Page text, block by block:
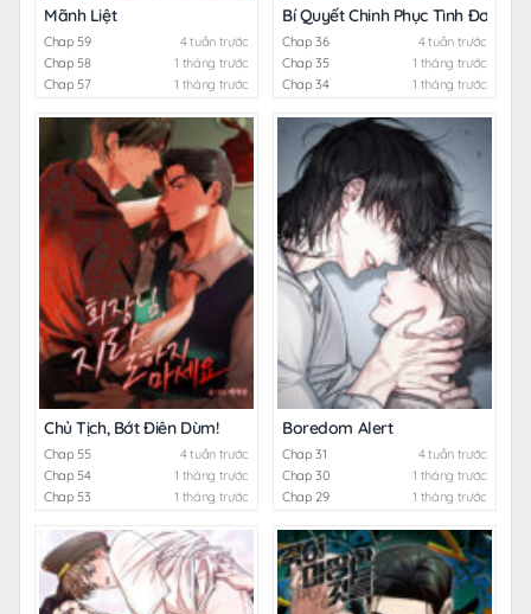
Mãnh Liệt
Chap 59
4 tuần trước
Chap 58
1 tháng trước
Chap 57
1 tháng trước
Bí Quyết Chinh Phục Tình Đơn
Chap 36
4 tuần trước
Chap 35
1 tháng trước
Chap 34
1 tháng trước
Chủ Tịch, Bớt Điên Dùm!
Chap 55
4 tuần trước
Chap 54
1 tháng trước
Chap 53
1 tháng trước
Boredom Alert
Chap 31
4 tuần trước
Chap 30
1 tháng trước
Chap 29
1 tháng trước